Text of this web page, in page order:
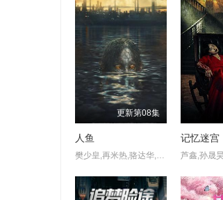
更新第08集
人鱼
樊少皇,再米热,骆达华,李若希,田浩宁,唐鑫
记忆迷宫